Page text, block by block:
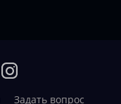
Задать вопрос